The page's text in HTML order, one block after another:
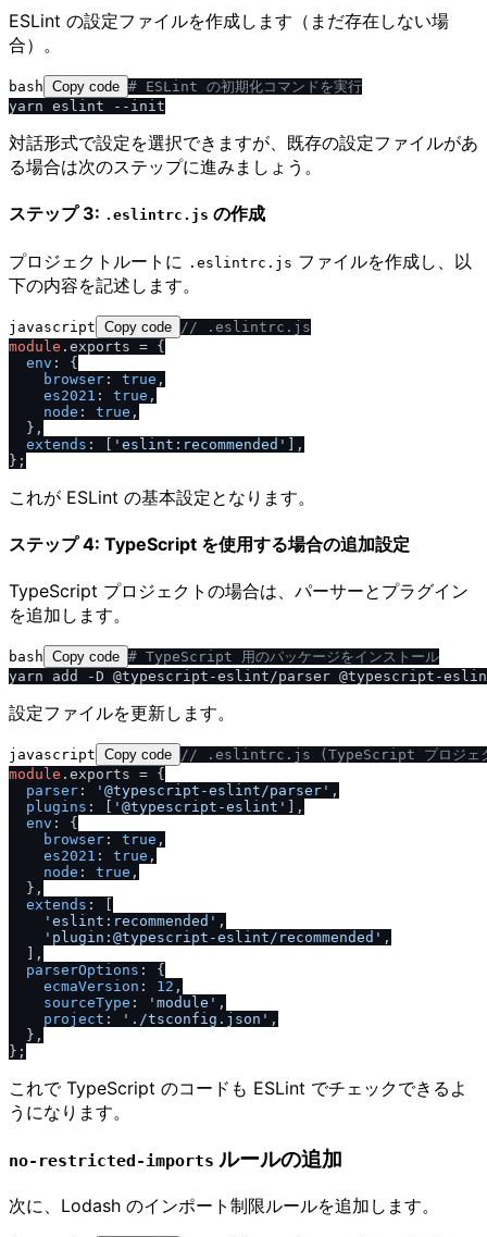
ESLint の設定ファイルを作成します（まだ存在しない場
合）。
bash Copy code # ESLint の初期化コマンドを実行
対話形式で設定を選択できますが、既存の設定ファイルがあ
る場合は次のステップに進みましょう。
ステップ 3: .eslintrc.js の作成
プロジェクトルートに .eslintrc.js ファイルを作成し、以
下の内容を記述します。
javascript Copy code / / .eslintrc.js
module . exports = {
env : {
browser : true ,
es2021 : true ,
node : true ,
  },
extends : [ 'eslint:recommended' ],
これが ESLint の基本設定となります。
ステップ 4: TypeScript を使用する場合の追加設定
TypeScript プロジェクトの場合は、パーサーとプラグイン
を追加します。
bash Copy code # TypeScript 用のパッケージをインストール
設定ファイルを更新します。
javascript Copy code // .eslintrc.js (TypeScript プロジェ
module . exports = {
parser : '@typescript-eslint/parser' ,
plugins : [ '@typescript-eslint'
],
env : {
browser : true ,
es2021 : true ,
node : true ,
  },
extends : [
'eslint:recommended' ,
'plugin:@typescript-eslint/ recommended' ,
  ],
parserOptions : {
ecmaVersion : 12 ,
sourceType : 'module' ,
project : '. /tsconfig.json' ,
  },
これで TypeScript のコードも ESLint でチェックできるよ
うになります。
no-restricted-imports ルールの追加
次に、Lodash のインポート制限ルールを追加します。